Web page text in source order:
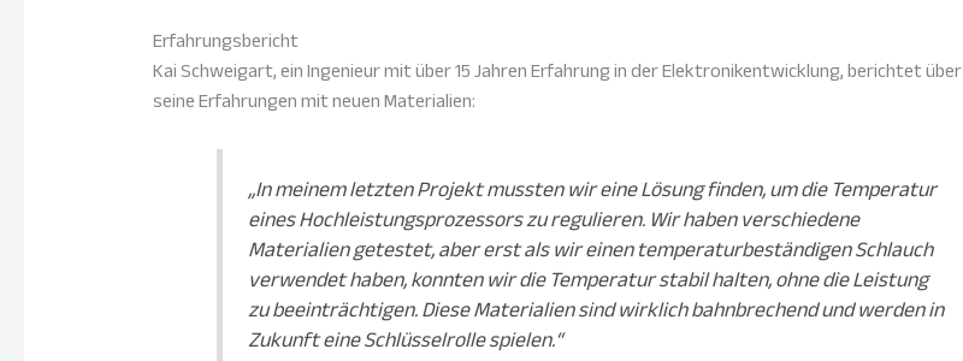
Erfahrungsbericht
Kai Schweigart, ein Ingenieur mit über 15 Jahren Erfahrung in der Elektronikentwicklung, berichtet über
seine Erfahrungen mit neuen Materialien:
„In meinem letzten Projekt mussten wir eine Lösung finden, um die Temperatur
eines Hochleistungsprozessors zu regulieren. Wir haben verschiedene
Materialien getestet, aber erst als wir einen temperaturbeständigen Schlauch
verwendet haben, konnten wir die Temperatur stabil halten, ohne die Leistung
zu beeinträchtigen. Diese Materialien sind wirklich bahnbrechend und werden in
Zukunft eine Schlüsselrolle spielen.“